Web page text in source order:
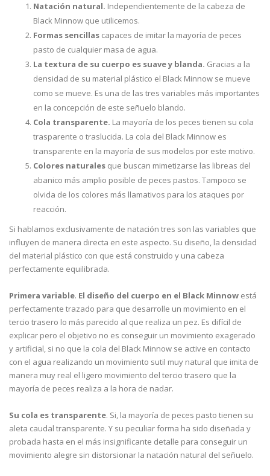
Natación natural. Independientemente de la cabeza de
Black Minnow que utilicemos.
Formas sencillas capaces de imitar la mayoría de peces
pasto de cualquier masa de agua.
La textura de su cuerpo es suave y blanda. Gracias a la
densidad de su material plástico el Black Minnow se mueve
como se mueve. Es una de las tres variables más importantes
en la concepción de este señuelo blando.
Cola transparente. La mayoría de los peces tienen su cola
trasparente o traslucida. La cola del Black Minnow es
transparente en la mayoría de sus modelos por este motivo.
Colores naturales que buscan mimetizarse las libreas del
abanico más amplio posible de peces pastos. Tampoco se
olvida de los colores más llamativos para los ataques por
reacción.
Si hablamos exclusivamente de natación tres son las variables que
influyen de manera directa en este aspecto. Su diseño, la densidad
del material plástico con que está construido y una cabeza
perfectamente equilibrada.
Primera variable. El diseño del cuerpo en el Black Minnow está
perfectamente trazado para que desarrolle un movimiento en el
tercio trasero lo más parecido al que realiza un pez. Es difícil de
explicar pero el objetivo no es conseguir un movimiento exagerado
y artificial, si no que la cola del Black Minnow se active en contacto
con el agua realizando un movimiento sutil muy natural que imita de
manera muy real el ligero movimiento del tercio trasero que la
mayoría de peces realiza a la hora de nadar.
Su cola es transparente. Si, la mayoría de peces pasto tienen su
aleta caudal transparente. Y su peculiar forma ha sido diseñada y
probada hasta en el más insignificante detalle para conseguir un
movimiento alegre sin distorsionar la natación natural del señuelo.